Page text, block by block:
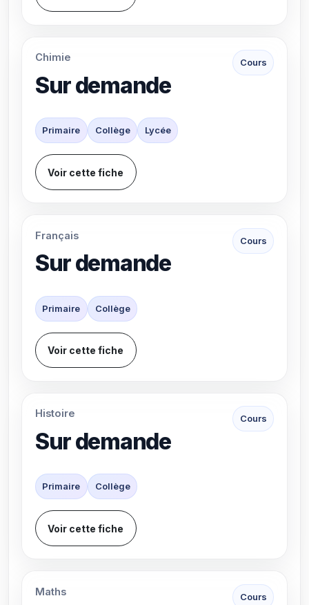
Chimie
Sur demande
Cours
Primaire Collège Lycée
Voir cette fiche
Français
Sur demande
Cours
Primaire Collège
Voir cette fiche
Histoire
Sur demande
Cours
Primaire Collège
Voir cette fiche
Maths Cours